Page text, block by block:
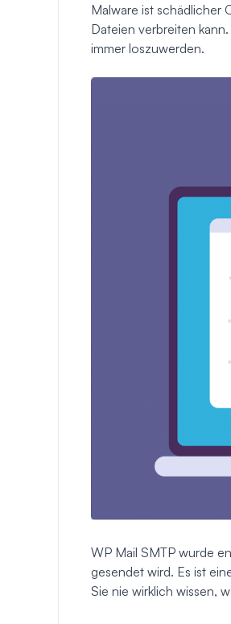
Malware ist schädlicher
Dateien verbreiten
immer loszuwerden.
WP Mail SMTP wurde
gesendet wird. Es ist
Sie nie wirklich wissen,